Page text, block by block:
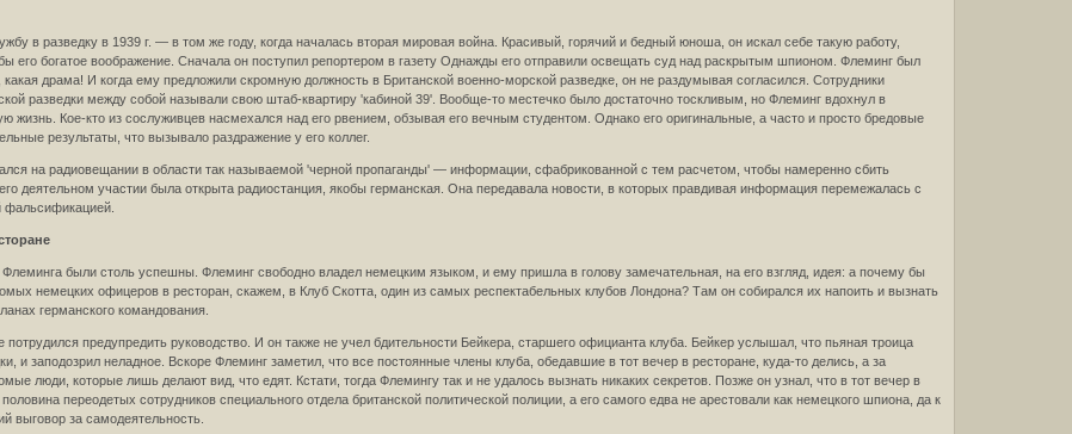
в разведку в 1939 г. — в том же году, когда началась вторая мировая война. Красивый, горячий и бедный юноша, он искал себе такую работу,
его богатое воображение. Сначала он поступил репортером в газету Однажды его отправили освещать суд над раскрытым шпионом. Флеминг был
какая драма! И когда ему предложили скромную должность в Британской военно-морской разведке, он не раздумывая согласился. Сотрудники
разведки между собой называли свою штаб-квартиру 'кабиной 39'. Вообще-то местечко было достаточно тоскливым, но Флеминг вдохнул в
жизнь. Кое-кто из сослуживцев насмехался над его рвением, обзывая его вечным студентом. Однако его оригинальные, а часто и просто бредовые
результаты, что вызывало раздражение у его коллег.
на радиовещании в области так называемой 'черной пропаганды' — информации, сфабрикованной с тем расчетом, чтобы намеренно сбить
деятельном участии была открыта радиостанция, якобы германская. Она передавала новости, в которых правдивая информация перемежалась с
фальсификацией.
были столь успешны. Флеминг свободно владел немецким языком, и ему пришла в голову замечательная, на его взгляд, идея: а почему бы
немецких офицеров в ресторан, скажем, в Клуб Скотта, один из самых респектабельных клубов Лондона? Там он собирался их напоить и вызнать
германского командования.
потрудился предупредить руководство. И он также не учел бдительности Бейкера, старшего официанта клуба. Бейкер услышал, что пьяная троица
и заподозрил неладное. Вскоре Флеминг заметил, что все постоянные члены клуба, обедавшие в тот вечер в ресторане, куда-то делись, а за
люди, которые лишь делают вид, что едят. Кстати, тогда Флемингу так и не удалось вызнать никаких секретов. Позже он узнал, что в тот вечер в
переодетых сотрудников специального отдела британской политической полиции, а его самого едва не арестовали как немецкого шпиона, да к
выговор за самодеятельность.